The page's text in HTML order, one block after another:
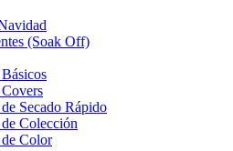
(Soak Off)
Secado Rápido
Colección
Color